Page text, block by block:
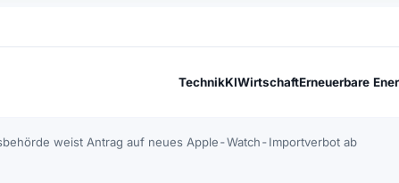
TechnikKIWirtschaftErneuerbare
weist Antrag auf neues Apple-Watch-Importverbot ab